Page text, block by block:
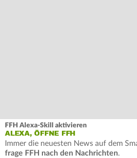
FFH Alexa-Skill aktivieren
ALEXA, ÖFFNE FFH
Immer die neuesten News auf dem
frage FFH nach den Nachrichten.